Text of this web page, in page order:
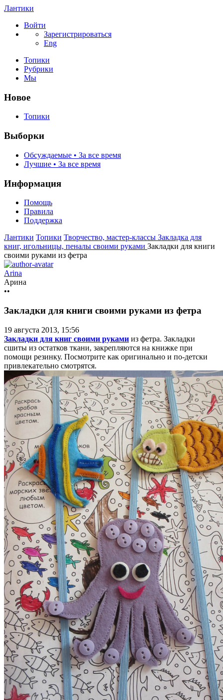
Лантики
Войти
Зарегистрироваться
Eng
Топики
Рубрики
Мы
Новое
Топики
Выборки
Обсуждаемые • За все время
Лучшие • За все время
Информация
Помощь
Правила
Поддержка
Лантики Топики Творчество, мастер-классы Закладка для
книг, игольницы, пеналы своими руками Закладки для книги
своими руками из фетра
Arina
Арина
••
Закладки для книги своими руками из фетра
19 августа 2013, 15:56
Закладки для книг своими руками из фетра. Закладки
сшиты из остатков ткани, закрепляются на книжке при
помощи резинку. Посмотрите как оригинально и по-детски
привлекательно смотрятся.